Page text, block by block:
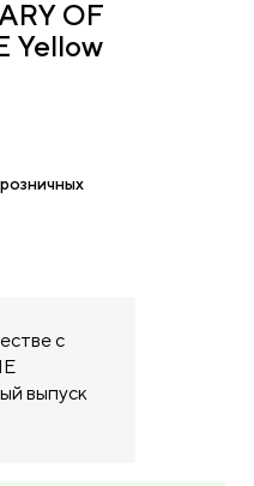
OF
Yellow
с
выпуск